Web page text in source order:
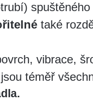
také
vibrace,
téměř